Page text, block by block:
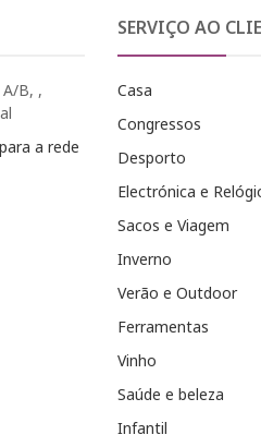
B, ,
a rede
SERVIÇO AO
Casa
Congressos
Desporto
Electrónica e
Sacos e Viagem
Inverno
Verão e Outdoor
Ferramentas
Vinho
Saúde e beleza
Infantil